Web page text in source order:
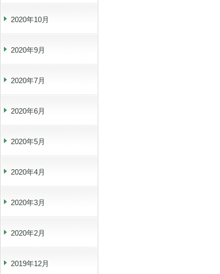
2020年10月
2020年9月
2020年7月
2020年6月
2020年5月
2020年4月
2020年3月
2020年2月
2019年12月